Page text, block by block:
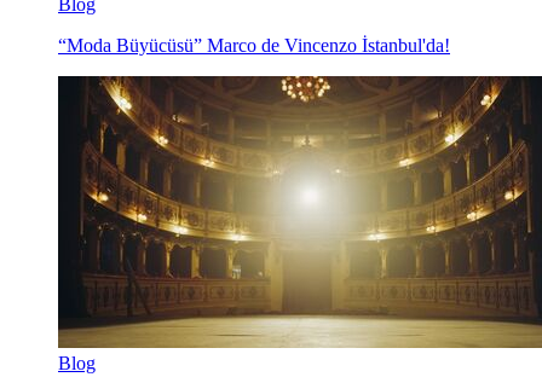
“Moda Büyücüsü” Marco de Vincenzo İstanbul'da!
Blog